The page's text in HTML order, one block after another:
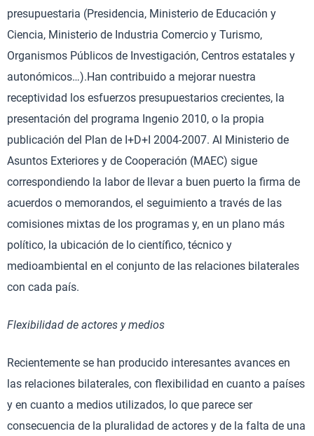
presupuestaria (Presidencia, Ministerio de Educación y
Ciencia, Ministerio de Industria Comercio y Turismo,
Organismos Públicos de Investigación, Centros estatales y
autonómicos…).Han contribuido a mejorar nuestra
receptividad los esfuerzos presupuestarios crecientes, la
presentación del programa Ingenio 2010, o la propia
publicación del Plan de I+D+I 2004-2007. Al Ministerio de
Asuntos Exteriores y de Cooperación (MAEC) sigue
correspondiendo la labor de llevar a buen puerto la firma de
acuerdos o memorandos, el seguimiento a través de las
comisiones mixtas de los programas y, en un plano más
político, la ubicación de lo científico, técnico y
medioambiental en el conjunto de las relaciones bilaterales
con cada país.
Flexibilidad de actores y medios
Recientemente se han producido interesantes avances en
las relaciones bilaterales, con flexibilidad en cuanto a países
y en cuanto a medios utilizados, lo que parece ser
consecuencia de la pluralidad de actores y de la falta de una